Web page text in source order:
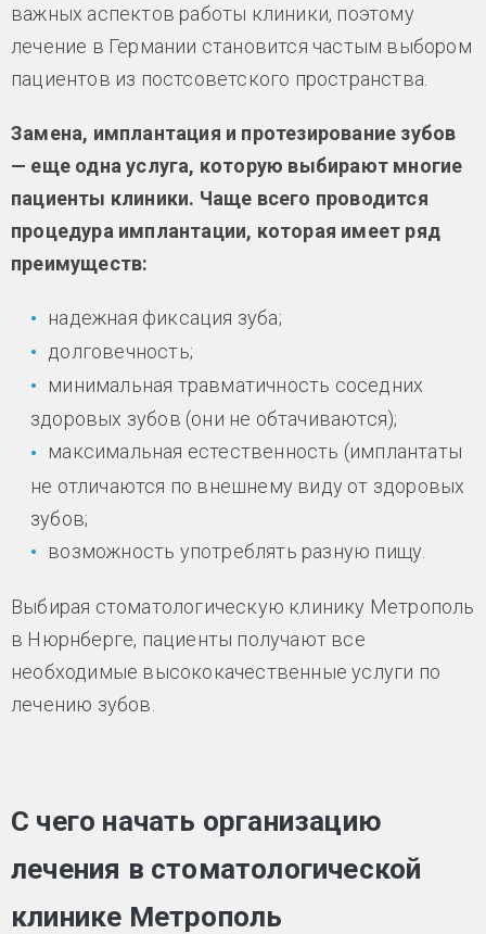
важных аспектов работы клиники, поэтому
лечение в Германии становится частым выбором
пациентов из постсоветского пространства.
Замена, имплантация и протезирование зубов
— еще одна услуга, которую выбирают многие
пациенты клиники. Чаще всего проводится
процедура имплантации, которая имеет ряд
преимуществ:
надежная фиксация зуба;
долговечность;
минимальная травматичность соседних
здоровых зубов (они не обтачиваются);
максимальная естественность (имплантаты
не отличаются по внешнему виду от здоровых
зубов;
возможность употреблять разную пищу.
Выбирая стоматологическую клинику Метрополь
в Нюрнберге, пациенты получают все
необходимые высококачественные услуги по
лечению зубов.
С чего начать организацию
лечения в стоматологической
клинике Метрополь